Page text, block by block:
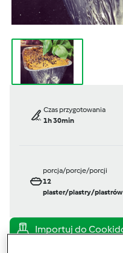
Czas przygotowania
1h 30min
porcja/porcje/porcji
12
plaster/plastry/plastrów